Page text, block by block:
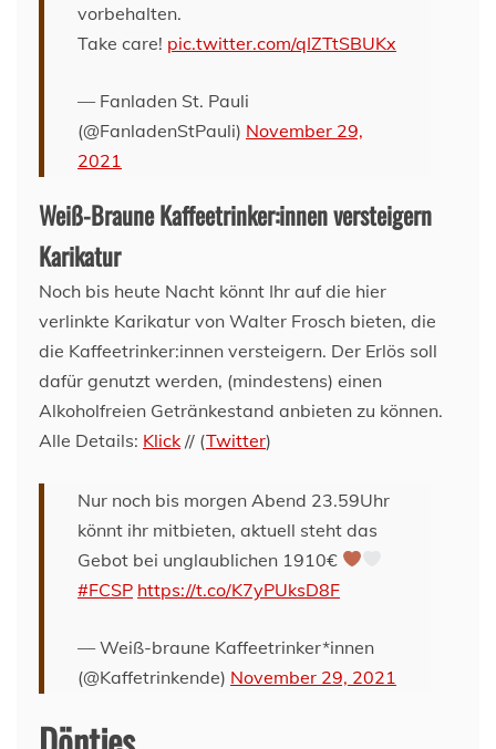
vorbehalten.
Take care! pic.twitter.com/qIZTtSBUKx
— Fanladen St. Pauli
(@FanladenStPauli) November 29,
2021
Weiß-Braune Kaffeetrinker:innen versteigern
Karikatur
Noch bis heute Nacht könnt Ihr auf die hier
verlinkte Karikatur von Walter Frosch bieten, die
die Kaffeetrinker:innen versteigern. Der Erlös soll
dafür genutzt werden, (mindestens) einen
Alkoholfreien Getränkestand anbieten zu können.
Alle Details: Klick // (Twitter)
Nur noch bis morgen Abend 23.59Uhr
könnt ihr mitbieten, aktuell steht das
Gebot bei unglaublichen 1910€
#FCSP https://t.co/K7yPUksD8F
— Weiß-braune Kaffeetrinker*innen
(@Kaffetrinkende) November 29, 2021